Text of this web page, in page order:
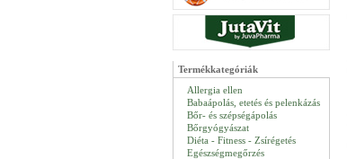
Termékkategóriák
Allergia ellen
Babaápolás, etetés és pelenkázás
Bőr- és szépségápolás
Bőrgyógyászat
Diéta - Fitness - Zsírégetés
Egészségmegőrzés